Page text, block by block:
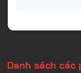
Danh sách các